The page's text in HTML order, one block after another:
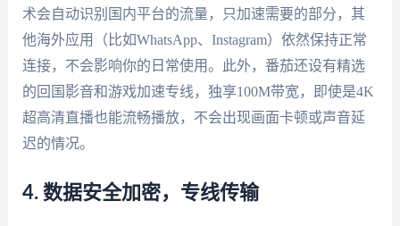
术会自动识别国内平台的流量，只加速需要的部分，其
他海外应用（比如WhatsApp、Instagram）依然保持正常
连接，不会影响你的日常使用。此外，番茄还设有精选
的回国影音和游戏加速专线，独享100M带宽，即使是4K
超高清直播也能流畅播放，不会出现画面卡顿或声音延
迟的情况。
4. 数据安全加密，专线传输